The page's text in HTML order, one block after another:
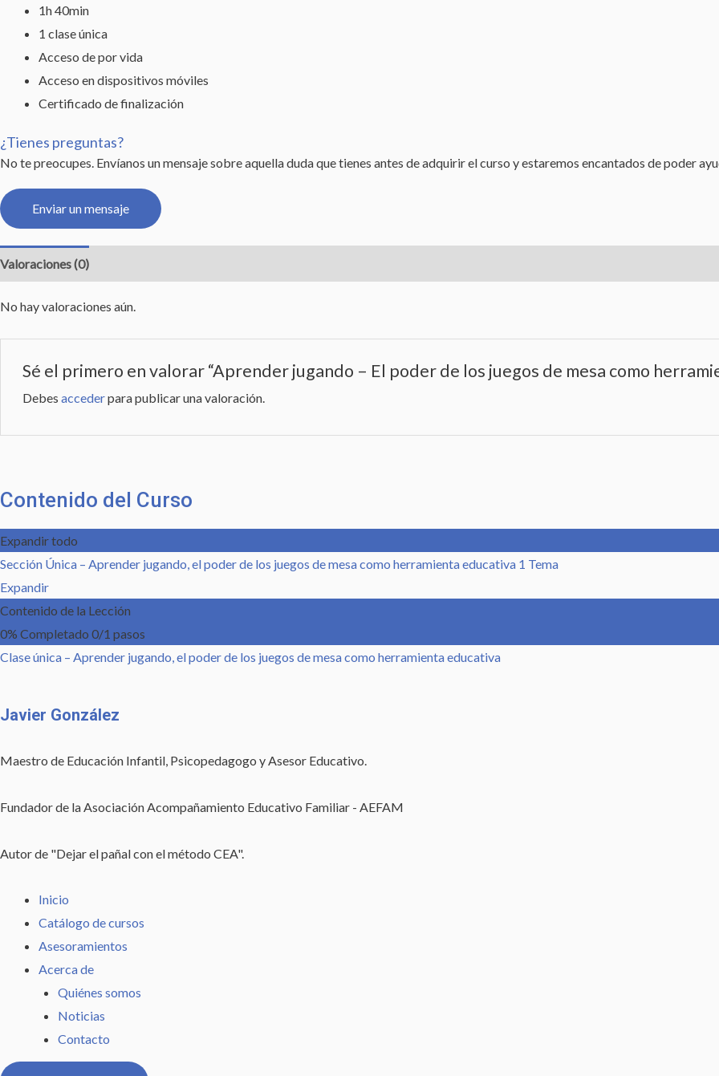
1h 40min
1 clase única
Acceso de por vida
Acceso en dispositivos móviles
Certificado de finalización
¿Tienes preguntas?
No te preocupes. Envíanos un mensaje sobre aquella duda que tienes antes de adquirir el curso y estaremos encantados de poder
Enviar un mensaje
Valoraciones (0)
No hay valoraciones aún.
Sé el primero en valorar “Aprender jugando – El poder de los juegos de mesa como
Debes accederpara publicar una valoración.
Contenido del Curso
Expandir todo
Sección Única – Aprender jugando, el poder de los juegos de mesa como herramienta educativa 1 Tema
Expandir
Contenido de la Lección
0% Completado 0/1 pasos
Clase única – Aprender jugando, el poder de los juegos de mesa como herramienta educativa
Javier González
Maestro de Educación Infantil, Psicopedagogo y Asesor Educativo.
Fundador de la Asociación Acompañamiento Educativo Familiar - AEFAM
Autor de "Dejar el pañal con el método CEA".
Inicio
Catálogo de cursos
Asesoramientos
Acerca de
Quiénes somos
Noticias
Contacto